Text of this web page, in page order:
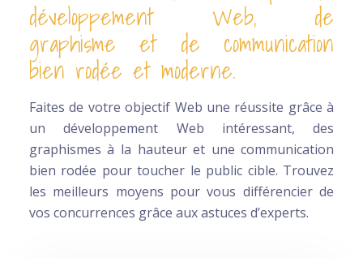
développement Web, de
graphisme et de communication
bien rodée et moderne.
Faites de votre objectif Web une réussite grâce à
un développement Web intéressant, des
graphismes à la hauteur et une communication
bien rodée pour toucher le public cible. Trouvez
les meilleurs moyens pour vous différencier de
vos concurrences grâce aux astuces d’experts.